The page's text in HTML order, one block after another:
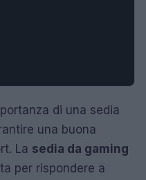
di una sedia
una buona
La sedia da gaming
per rispondere a